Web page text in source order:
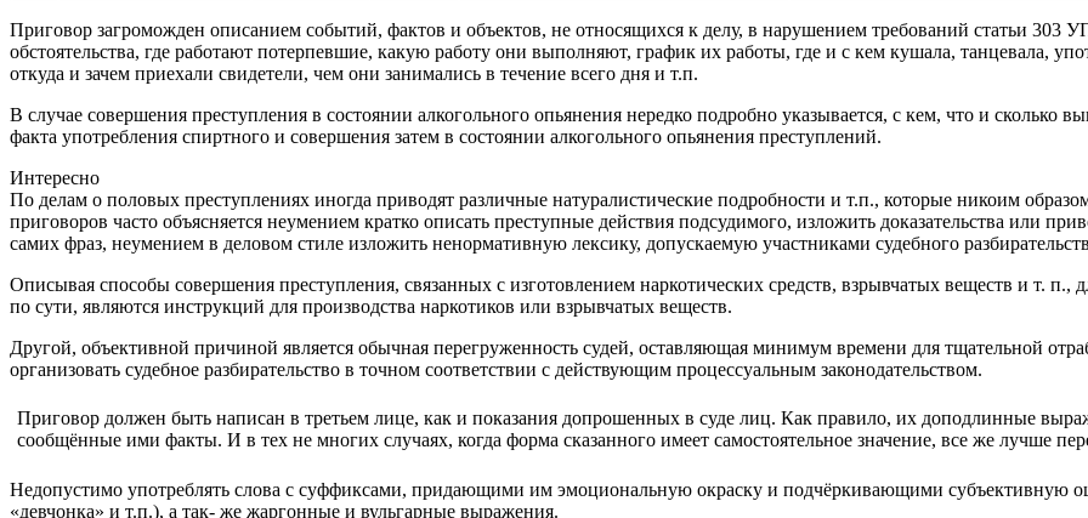
Приговор загроможден описанием событий, фактов и объектов, не относящихся к делу, в нарушением требований статьи 303
обстоятельства, где работают потерпевшие, какую работу они выполняют, график их работы, где и с кем кушала, танцевала,
откуда и зачем приехали свидетели, чем они занимались в течение всего дня и т.п.
В случае совершения преступления в состоянии алкогольного опьянения нередко подробно указывается, с кем, что и сколько
факта употребления спиртного и совершения затем в состоянии алкогольного опьянения преступлений.
Интересно
По делам о половых преступлениях иногда приводят различные натуралистические подробности и т.п., которые никоим
приговоров часто объясняется неумением кратко описать преступные действия подсудимого, изложить доказательства или
самих фраз, неумением в деловом стиле изложить ненормативную лексику, допускаемую участниками судебного
Описывая способы совершения преступления, связанных с изготовлением наркотических средств, взрывчатых веществ и т. п.,
по сути, являются инструкций для производства наркотиков или взрывчатых веществ.
Другой, объективной причиной является обычная перегруженность судей, оставляющая минимум времени для тщательной
организовать судебное разбирательство в точном соответствии с действующим процессуальным законодательством.
Приговор должен быть написан в третьем лице, как и показания допрошенных в суде лиц. Как правило, их доподлинные
сообщённые ими факты. И в тех не многих случаях, когда форма сказанного имеет самостоятельное значение, все же лучше
Недопустимо употреблять слова с суффиксами, придающими им эмоциональную окраску и подчёркивающими субъективную
«девчонка» и т.п.), а так- же жаргонные и вульгарные выражения.